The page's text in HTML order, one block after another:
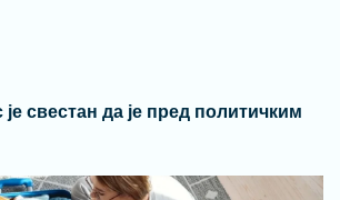
свестан да је пред политичким